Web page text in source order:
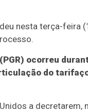
nesta terça-feira
ocorreu
do
a decretarem,